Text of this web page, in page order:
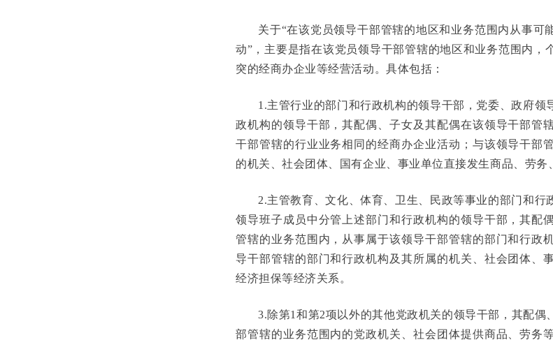
关于“在该党员领导干部管辖的地区和业务范围内从事可
动”，主要是指在该党员领导干部管辖的地区和业务范围内，
突的经商办企业等经营活动。具体包括：
1.主管行业的部门和行政机构的领导干部，党委、政府领
政机构的领导干部，其配偶、子女及其配偶在该领导干部管
干部管辖的行业业务相同的经商办企业活动；与该领导干部
的机关、社会团体、国有企业、事业单位直接发生商品、劳务
2.主管教育、文化、体育、卫生、民政等事业的部门和行
领导班子成员中分管上述部门和行政机构的领导干部，其配
管辖的业务范围内，从事属于该领导干部管辖的部门和行政
导干部管辖的部门和行政机构及其所属的机关、社会团体、
经济担保等经济关系。
3.除第1和第2项以外的其他党政机关的领导干部，其配偶
部管辖的业务范围内的党政机关、社会团体提供商品、劳务